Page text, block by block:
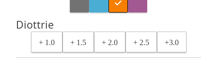
Diottrie
+ 1.0 + 1.5 + 2.0 + 2.5 +3.0